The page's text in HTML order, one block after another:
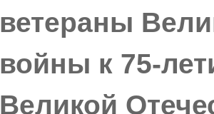
ветераны
войны к 75-
Великой